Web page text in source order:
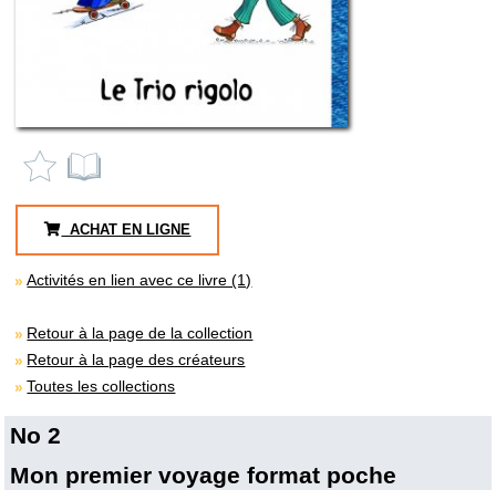
ACHAT EN LIGNE
Activités en lien avec ce livre (1)
Retour à la page de la collection
Retour à la page des créateurs
Toutes les collections
No 2
Mon premier voyage format poche